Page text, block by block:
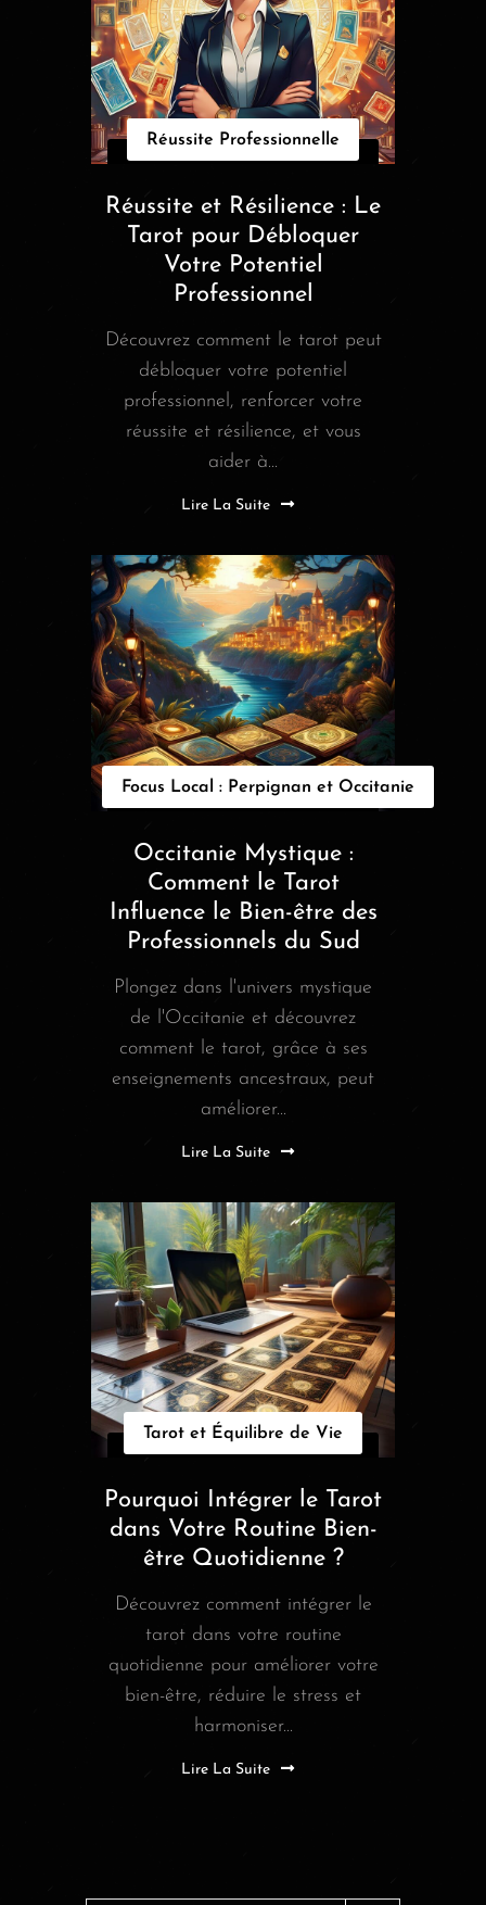
Réussite Professionnelle
Réussite et Résilience : Le
Tarot pour Débloquer
Votre Potentiel
Professionnel
Découvrez comment le tarot peut
débloquer votre potentiel
professionnel, renforcer votre
réussite et résilience, et vous
aider à...
Lire La Suite
Focus Local : Perpignan et Occitanie
Occitanie Mystique :
Comment le Tarot
Influence le Bien-être des
Professionnels du Sud
Plongez dans l'univers mystique
de l'Occitanie et découvrez
comment le tarot, grâce à ses
enseignements ancestraux, peut
améliorer...
Lire La Suite
Tarot et Équilibre de Vie
Pourquoi Intégrer le Tarot
dans Votre Routine Bien-
être Quotidienne ?
Découvrez comment intégrer le
tarot dans votre routine
quotidienne pour améliorer votre
bien-être, réduire le stress et
harmoniser...
Lire La Suite